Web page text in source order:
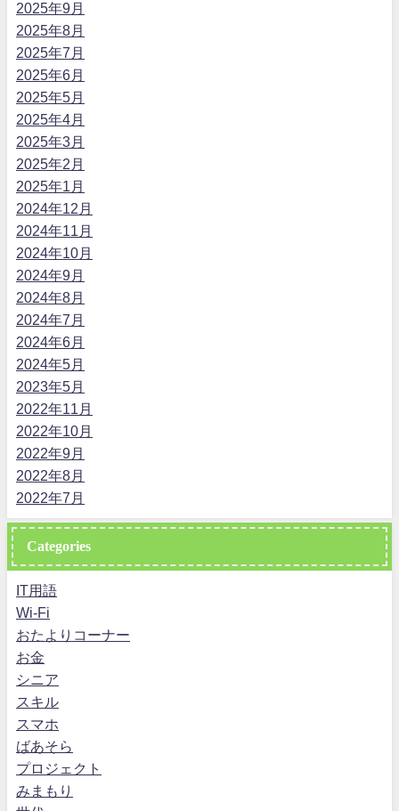
2025年9月
2025年8月
2025年7月
2025年6月
2025年5月
2025年4月
2025年3月
2025年2月
2025年1月
2024年12月
2024年11月
2024年10月
2024年9月
2024年8月
2024年7月
2024年6月
2024年5月
2023年5月
2022年11月
2022年10月
2022年9月
2022年8月
2022年7月
Categories
IT用語
Wi-Fi
おたよりコーナー
お金
シニア
スキル
スマホ
ばあそら
プロジェクト
みまもり